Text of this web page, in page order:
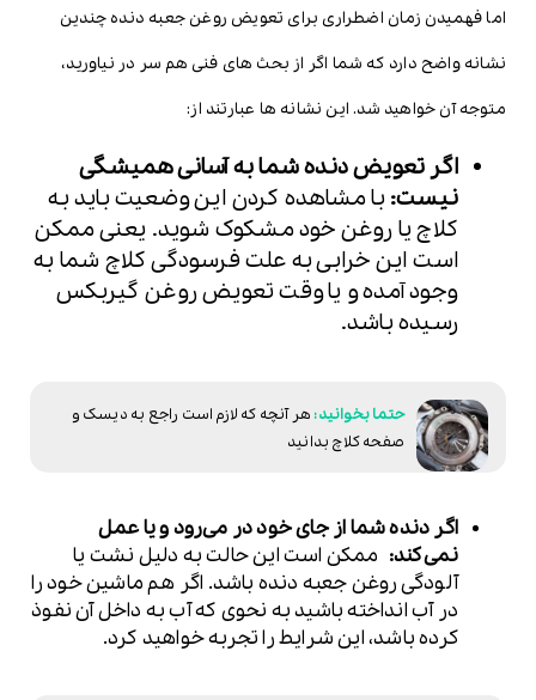
اما فهمیدن زمان اضطراری برای تعویض روغن جعبه دنده چندین
نشانه واضح دارد که شما اگر از بحث های فنی هم سر در نیاورید،
متوجه آن خواهید شد. این نشانه ها عبارتند از:
اگر تعویض دنده شما به آسانی همیشگی
نیست: با مشاهده کردن این وضعیت باید به
کلاچ یا روغن خود مشکوک شوید. یعنی ممکن
است این خرابی به علت فرسودگی کلاچ شما به
وجود آمده و یا وقت تعویض روغن گیربکس
رسیده باشد.
هر آنچه که لازم است راجع به دیسک و
صفحه کلاچ بدانید
اگر دنده شما از جای خود در می‌رود و یا عمل
نمی‌کند: ممکن است این حالت به دلیل نشت یا
آلودگی روغن جعبه دنده باشد. اگر هم ماشین خود را
در آب انداخته باشید به نحوی که آب به داخل آن نفوذ
کرده باشد، این شرایط را تجربه خواهید کرد.